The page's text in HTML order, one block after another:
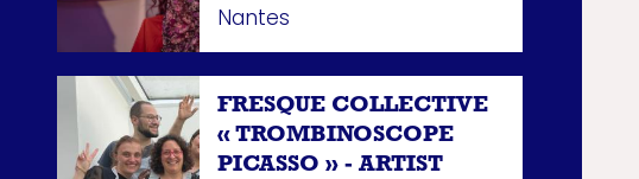
Nantes
FRESQUE COLLECTIVE
« TROMBINOSCOPE
PICASSO » - ARTIST